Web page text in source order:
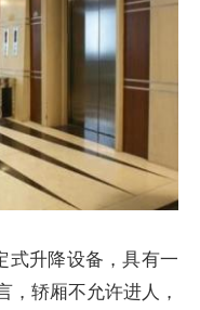
式升降设备，具有一
，轿厢不允许进人，